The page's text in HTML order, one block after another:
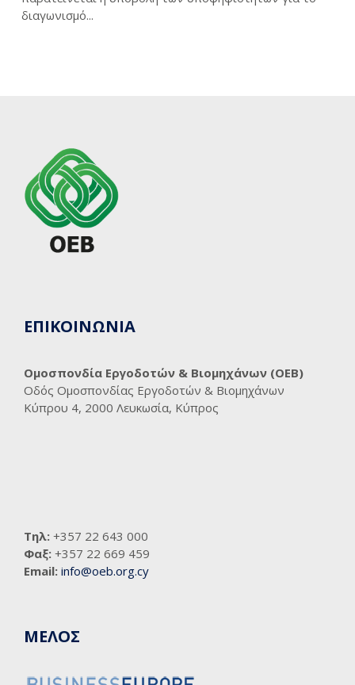
διαγωνισμό...
ΕΠΙΚΟΙΝΩΝΙΑ
Ομοσπονδία Εργοδοτών & Βιομηχάνων (ΟΕΒ)
Οδός Ομοσπονδίας Εργοδοτών & Βιομηχάνων
Κύπρου 4, 2000 Λευκωσία, Κύπρος
Τηλ: +357 22 643 000
Φαξ: +357 22 669 459
Email: info@oeb.org.cy
ΜΕΛΟΣ